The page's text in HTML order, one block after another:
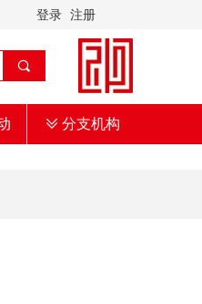
끠
登录 注册
ꅂ 分支机构